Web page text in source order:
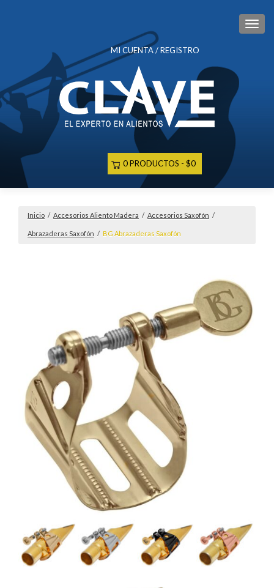
MI CUENTA / REGISTRO
0 PRODUCTOS $0
Inicio / Accesorios Aliento Madera / Accesorios Saxofón /
Abrazaderas Saxofón / BG Abrazaderas Saxofón